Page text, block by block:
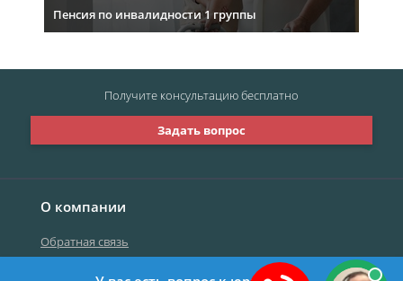
Пенсия по инвалидности 1 группы
О компании
Обратная связь
Задать вопрос
Получите консультациюбесплатно